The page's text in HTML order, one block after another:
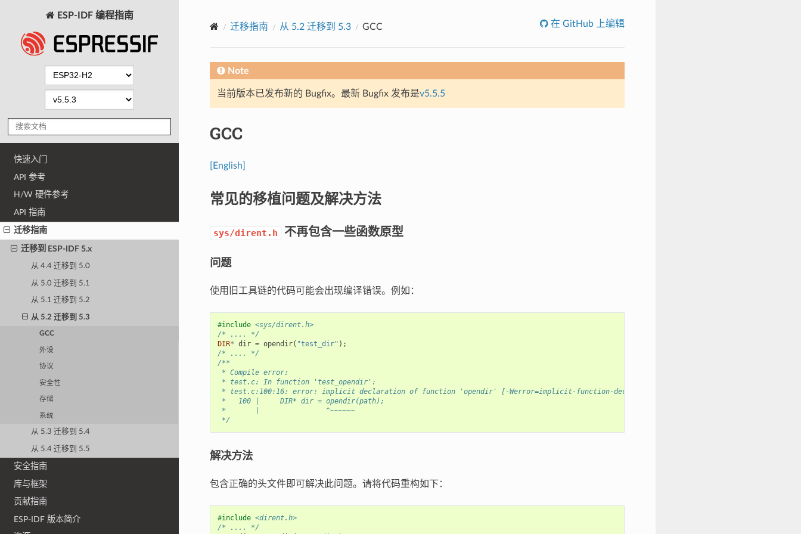
ESP-IDF 编程指南
快速入门
API 参考
H/W 硬件参考
API 指南
迁移指南
迁移到 ESP-IDF 5.x
从 4.4 迁移到 5.0
从 5.0 迁移到 5.1
从 5.1 迁移到 5.2
从 5.2 迁移到 5.3
GCC
外设
协议
安全性
存储
系统
从 5.3 迁移到 5.4
从 5.4 迁移到 5.5
安全指南
库与框架
贡献指南
ESP-IDF 版本简介
迁移指南 从 5.2 迁移到 5.3 GCC 在 GitHub 上编辑
Note
当前版本已发布新的 Bugfix。最新 Bugfix 发布是v5.5.5
GCC
[English]
常见的移植问题及解决方法
sys/dirent.h 不再包含一些函数原型
问题
使用旧工具链的代码可能会出现编译错误。例如：
#include <sys/dirent.h>
/* .... */
DIR* dir = opendir( "test_dir" );
/* .... */
/**
* Compile error:
* test.c: In function 'test_opendir':
* test.c:100:16: error: implicit declaration of function 'opendir' [-Werror=implicit-function-declaration]
*   100 |     DIR* dir = opendir(path);
*       |                ^~~~~~~
*/
解决方法
包含正确的头文件即可解决此问题。请将代码重构如下：
#include <dirent.h>
/* .... */